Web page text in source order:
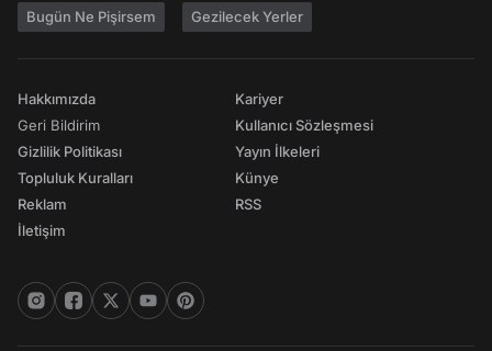
Bugün Ne Pişirsem Gezilecek Yerler
Hakkımızda
Geri Bildirim
Gizlilik Politikası
Topluluk Kuralları
Reklam
İletişim
Kariyer
Kullanıcı Sözleşmesi
Yayın İlkeleri
Künye
RSS